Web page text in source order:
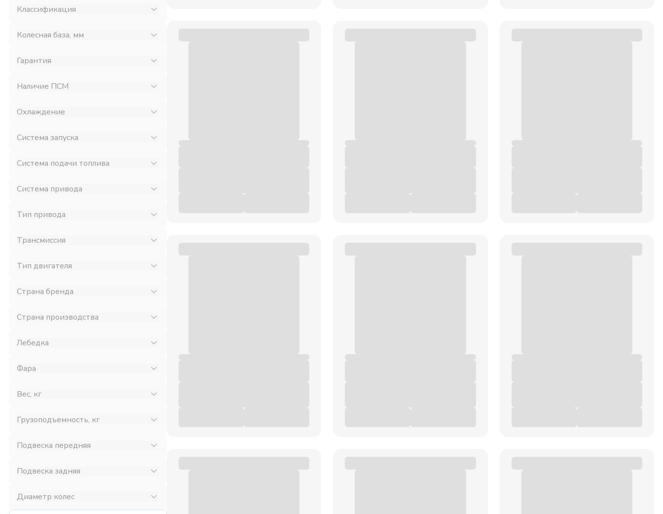
Классификация
Колесная база, мм
Гарантия
Наличие ПСМ
Охлаждение
Система запуска
Система подачи топлива
Система привода
Тип привода
Трансмиссия
Тип двигателя
Страна бренда
Страна производства
Лебедка
Фара
Вес, кг
Грузоподъемность, кг
Подвеска передняя
Подвеска задняя
Диаметр колес